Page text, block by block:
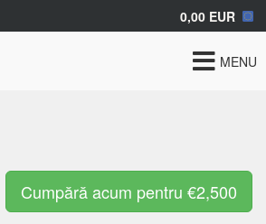
0,00 EUR
Toggle
MENU
Cumpără acum pentru €2,500